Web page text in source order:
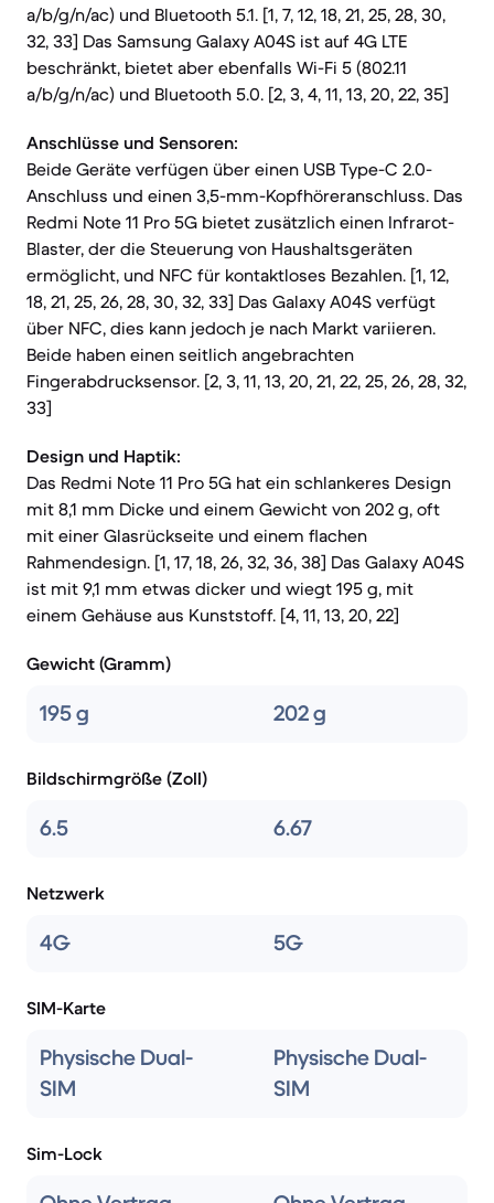
a/b/g/n/ac) und Bluetooth 5.1. [1, 7, 12, 18, 21, 25, 28, 30,
32, 33] Das Samsung Galaxy A04S ist auf 4G LTE
beschränkt, bietet aber ebenfalls Wi-Fi 5 (802.11
a/b/g/n/ac) und Bluetooth 5.0. [2, 3, 4, 11, 13, 20, 22, 35]
Anschlüsse und Sensoren:
Beide Geräte verfügen über einen USB Type-C 2.0-
Anschluss und einen 3,5-mm-Kopfhöreranschluss. Das
Redmi Note 11 Pro 5G bietet zusätzlich einen Infrarot-
Blaster, der die Steuerung von Haushaltsgeräten
ermöglicht, und NFC für kontaktloses Bezahlen. [1, 12,
18, 21, 25, 26, 28, 30, 32, 33] Das Galaxy A04S verfügt
über NFC, dies kann jedoch je nach Markt variieren.
Beide haben einen seitlich angebrachten
Fingerabdrucksensor. [2, 3, 11, 13, 20, 21, 22, 25, 26, 28, 32,
33]
Design und Haptik:
Das Redmi Note 11 Pro 5G hat ein schlankeres Design
mit 8,1 mm Dicke und einem Gewicht von 202 g, oft
mit einer Glasrückseite und einem flachen
Rahmendesign. [1, 17, 18, 26, 32, 36, 38] Das Galaxy A04S
ist mit 9,1 mm etwas dicker und wiegt 195 g, mit
einem Gehäuse aus Kunststoff. [4, 11, 13, 20, 22]
Gewicht (Gramm)
195 g 202 g
Bildschirmgröße (Zoll)
6.5 6.67
Netzwerk
4G 5G
SIM-Karte
Physische Dual-
SIM
Physische Dual-
SIM
Sim-Lock